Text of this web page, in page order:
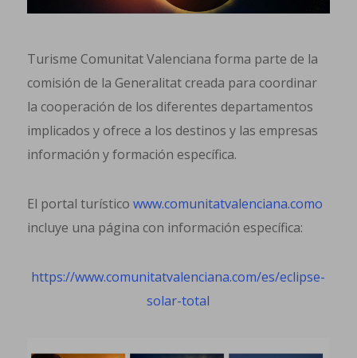
Turisme Comunitat Valenciana forma parte de la
comisión de la Generalitat creada para coordinar
la cooperación de los diferentes departamentos
implicados y ofrece a los destinos y las empresas
información y formación específica.
El portal turístico www.comunitatvalenciana.como
incluye una página con información específica:
https://www.comunitatvalenciana.com/es/eclipse-
solar-total